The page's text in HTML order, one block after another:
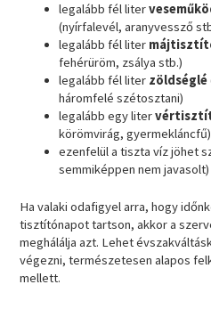
legalább fél liter
(nyírfalevél, aranyvessző
legalább fél liter
fehérüröm, zsálya stb.)
legalább fél liter zöldséglé
háromfelé szétosztani)
legalább egy liter
körömvirág, gyermekláncfű)
ezenfelül a tiszta víz jöhet
semmiképpen nem javasolt)
Ha valaki odafigyel arra, hogy
tisztítónapot tartson, akkor a
meghálálja azt. Lehet
végezni, természetesen alapos
mellett.